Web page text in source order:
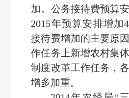
加。公务接待费预算
2015年预算安排增加
接待费增加的主要原
作任务上新增农村集
制度改革工作任务，
增多加重。